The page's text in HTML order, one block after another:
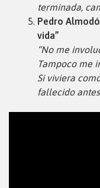
terminada,
Pedro
vida”
“No me
Tampoco me
Si viviera
fallecido